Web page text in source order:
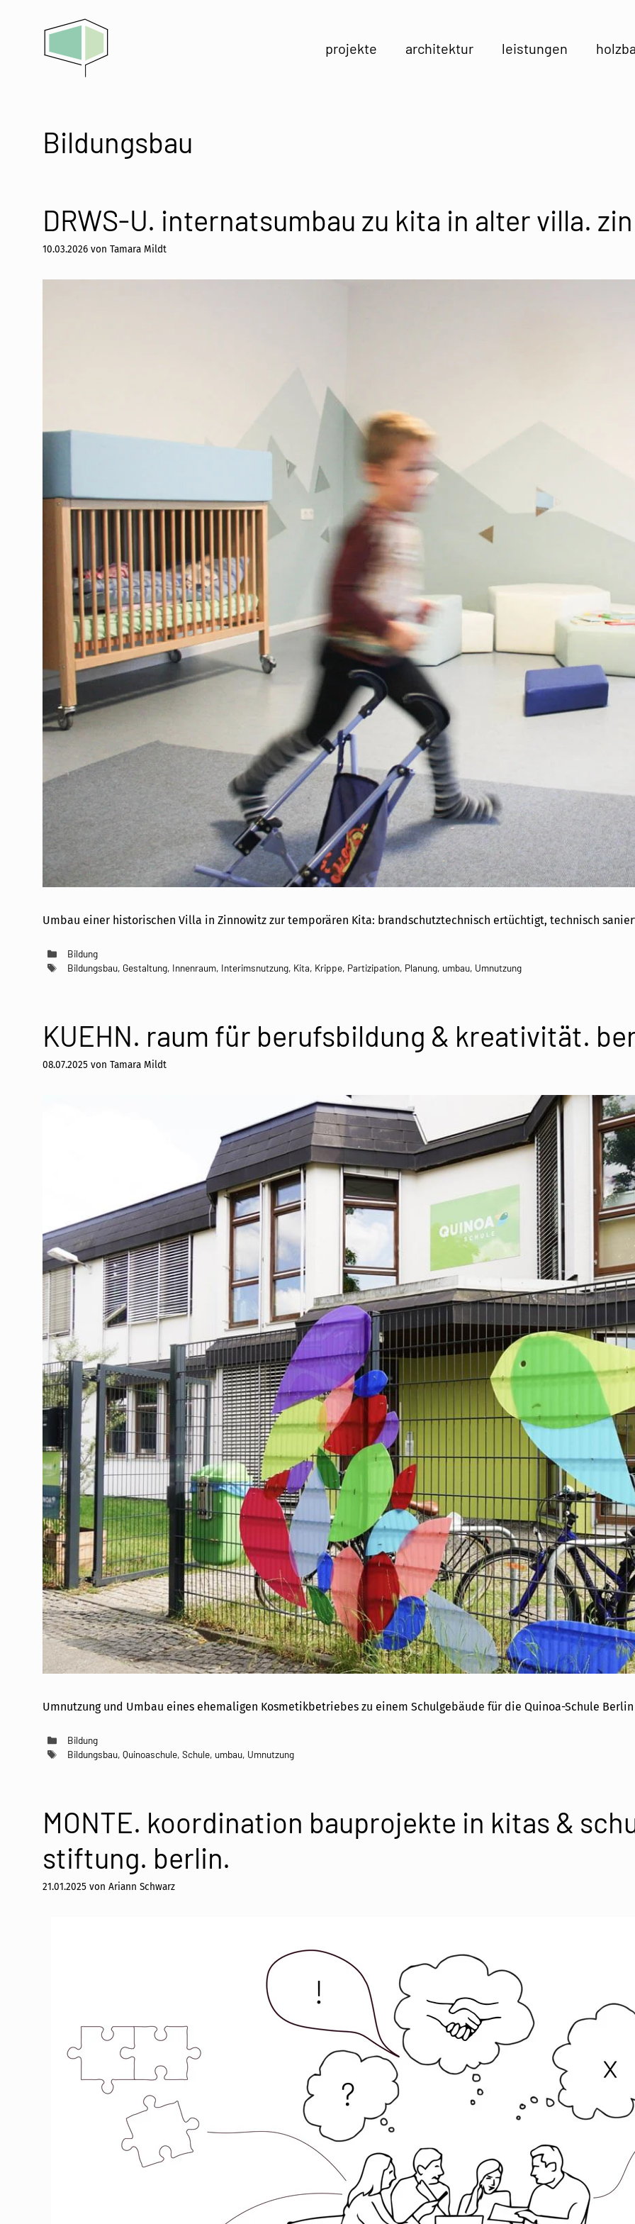
projekte architektur leistungen
Bildungsbau
DRWS-U. internatsumbau zu kita in alter villa.
10.03.2026 von Tamara Mildt
Umbau einer historischen Villa in Zinnowitz zur temporären Kita: brandschutztechnisch ertüchtigt, technisch
Kategorien
Bildung
Schlagwörter
Bildungsbau, Gestaltung, Innenraum, Interimsnutzung, Kita, Krippe, Partizipation, Planung, umbau, Umnutzung
KUEHN. raum für berufsbildung & kreativität.
08.07.2025 von Tamara Mildt
Umnutzung und Umbau eines ehemaligen Kosmetikbetriebes zu einem Schulgebäude für die Quinoa-Schule
Kategorien
Bildung
Schlagwörter
Bildungsbau,Quinoaschule,Schule, umbau, Umnutzung
MONTE. koordination bauprojekte in kitas &
stiftung. berlin.
21.01.2025 von Ariann Schwarz